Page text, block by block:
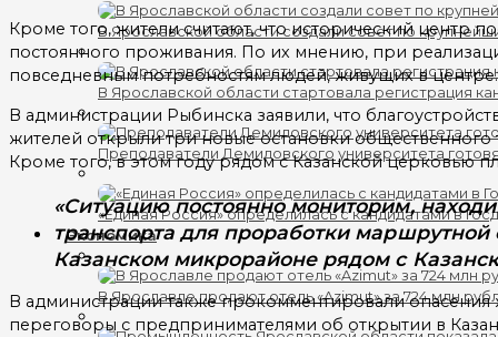
В Ярославской области создали совет по
В Ярославской области стартовала регистрация
Преподаватели Демидовского университета
«Единая Россия» определилась с кандидатами в
Экономика
В Ярославле продают отель «Azimut» за 724 млн
Кроме того, жители считают, что исторический центр
постоянного проживания. По их мнению, при
повседневным потребностям людей, живущих в центре.
В администрации Рыбинска заявили, что
жителей открыли три новые остановки общественного
Кроме того, в этом году рядом с Казанской церковью
«Ситуацию постоянно мониторим,
транспорта для проработки
Казанском микрорайоне рядом с
В администрации также прокомментировали опасения
переговоры с предпринимателями об открытии в